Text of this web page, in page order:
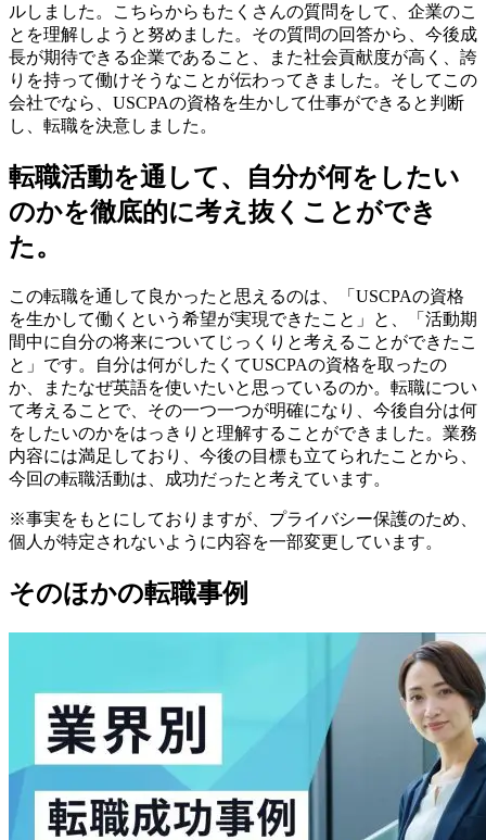
ルしました。こちらからもたくさんの質問をして、企業のこ
とを理解しようと努めました。その質問の回答から、今後成
長が期待できる企業であること、また社会貢献度が高く、誇
りを持って働けそうなことが伝わってきました。そしてこの
会社でなら、USCPAの資格を生かして仕事ができると判断
し、転職を決意しました。
転職活動を通して、自分が何をしたい
のかを徹底的に考え抜くことができ
た。
この転職を通して良かったと思えるのは、「USCPAの資格
を生かして働くという希望が実現できたこと」と、「活動期
間中に自分の将来についてじっくりと考えることができたこ
と」です。自分は何がしたくてUSCPAの資格を取ったの
か、またなぜ英語を使いたいと思っているのか。転職につい
て考えることで、その一つ一つが明確になり、今後自分は何
をしたいのかをはっきりと理解することができました。業務
内容には満足しており、今後の目標も立てられたことから、
今回の転職活動は、成功だったと考えています。
※事実をもとにしておりますが、プライバシー保護のため、
個人が特定されないように内容を一部変更しています。
そのほかの転職事例